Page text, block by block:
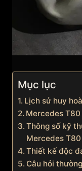
Mục lục
Lịch sử huy
Mercedes
Thông số kỹ
Mercedes T80
Thiết kế độc
Câu hỏi